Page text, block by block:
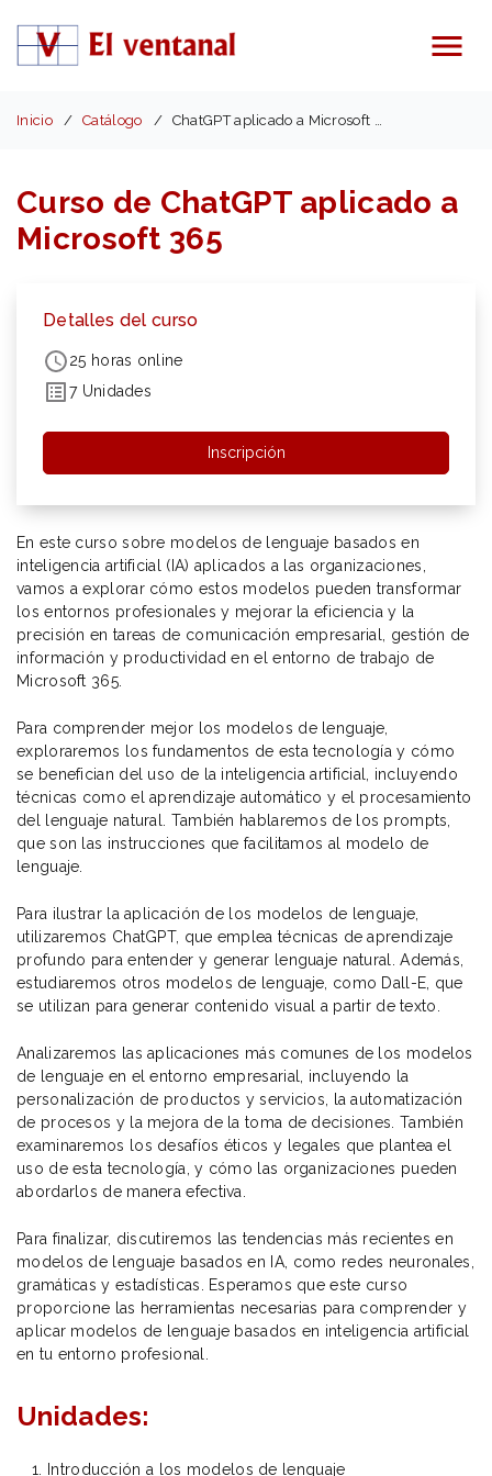
Menú
Inicio Catálogo ChatGPT aplicado a Microsoft 365
Curso de ChatGPT aplicado a
Microsoft 365
Detalles del curso
25 horas online
7 Unidades
Inscripción
En este curso sobre modelos de lenguaje basados en
inteligencia artificial (IA) aplicados a las organizaciones,
vamos a explorar cómo estos modelos pueden transformar
los entornos profesionales y mejorar la eficiencia y la
precisión en tareas de comunicación empresarial, gestión de
información y productividad en el entorno de trabajo de
Microsoft 365.
Para comprender mejor los modelos de lenguaje,
exploraremos los fundamentos de esta tecnología y cómo
se benefician del uso de la inteligencia artificial, incluyendo
técnicas como el aprendizaje automático y el procesamiento
del lenguaje natural. También hablaremos de los prompts,
que son las instrucciones que facilitamos al modelo de
lenguaje.
Para ilustrar la aplicación de los modelos de lenguaje,
utilizaremos ChatGPT, que emplea técnicas de aprendizaje
profundo para entender y generar lenguaje natural. Además,
estudiaremos otros modelos de lenguaje, como Dall-E, que
se utilizan para generar contenido visual a partir de texto.
Analizaremos las aplicaciones más comunes de los modelos
de lenguaje en el entorno empresarial, incluyendo la
personalización de productos y servicios, la automatización
de procesos y la mejora de la toma de decisiones. También
examinaremos los desafíos éticos y legales que plantea el
uso de esta tecnología, y cómo las organizaciones pueden
abordarlos de manera efectiva.
Para finalizar, discutiremos las tendencias más recientes en
modelos de lenguaje basados en IA, como redes neuronales,
gramáticas y estadísticas. Esperamos que este curso
proporcione las herramientas necesarias para comprender y
aplicar modelos de lenguaje basados en inteligencia artificial
en tu entorno profesional.
Unidades:
Introducción a los modelos de lenguaje